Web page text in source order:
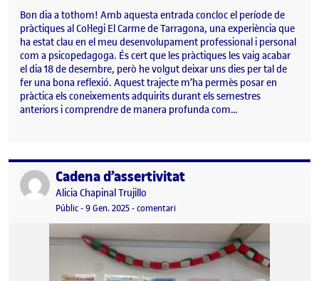
Bon dia a tothom! Amb aquesta entrada concloc el període de
pràctiques al Col·legi El Carme de Tarragona, una experiència que
ha estat clau en el meu desenvolupament professional i personal
com a psicopedagoga. És cert que les pràctiques les vaig acabar
el dia 18 de desembre, però he volgut deixar uns dies per tal de
fer una bona reflexió. Aquest trajecte m’ha permès posar en
pràctica els coneixements adquirits durant els semestres
anteriors i comprendre de manera profunda com…
Publicat perCadena d’assertivitat
Publicat per
Alicia Chapinal Trujillo
Visibilitat:
Públic-Data de publicació
9 Gen. 202514 gener, 2025 9:43 pm
-comentariel Cadena d’assertivitat